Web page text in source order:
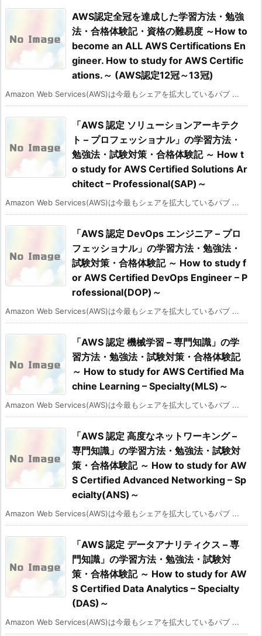
AWS認定全冠を達成した学習方法・勉強
法・合格体験記・資格の難易度 ～How to
become an ALL AWS Certifications En
gineer. How to study for AWS Certific
ations.～ (AWS認定12冠～13冠)
Amazon Web Services(AWS)は今最もシェアを拡大しているパブ ...
「AWS 認定 ソリューションアーキテク
ト – プロフェッショナル」の学習方法・
勉強法・試験対策・合格体験記 ～ How t
o study for AWS Certified Solutions Ar
chitect – Professional(SAP)～
Amazon Web Services(AWS)は今最もシェアを拡大しているパブ ...
「AWS 認定 DevOps エンジニア – プロ
フェッショナル」の学習方法・勉強法・
試験対策・合格体験記 ～ How to study f
or AWS Certified DevOps Engineer – P
rofessional(DOP)～
Amazon Web Services(AWS)は今最もシェアを拡大しているパブ ...
「AWS 認定 機械学習 – 専門知識」の学
習方法・勉強法・試験対策・合格体験記
～ How to study for AWS Certified Ma
chine Learning – Specialty(MLS)～
Amazon Web Services(AWS)は今最もシェアを拡大しているパブ ...
「AWS 認定 高度なネットワーキング –
専門知識」の学習方法・勉強法・試験対
策・合格体験記 ～ How to study for AW
S Certified Advanced Networking – Sp
ecialty(ANS)～
Amazon Web Services(AWS)は今最もシェアを拡大しているパブ ...
「AWS 認定 データアナリティクス – 専
門知識」の学習方法・勉強法・試験対
策・合格体験記 ～ How to study for AW
S Certified Data Analytics – Specialty
(DAS)～
Amazon Web Services(AWS)は今最もシェアを拡大しているパブ ...